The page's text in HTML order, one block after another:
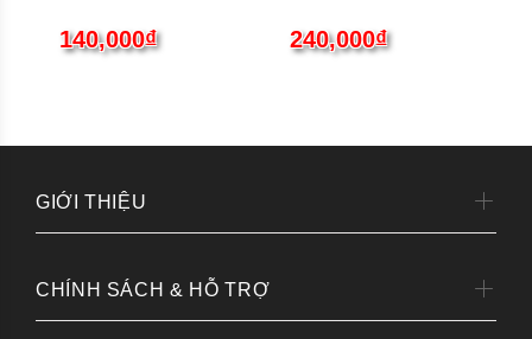
140,000₫ 240,000₫
GIỚI THIỆU
CHÍNH SÁCH & HỖ TRỢ